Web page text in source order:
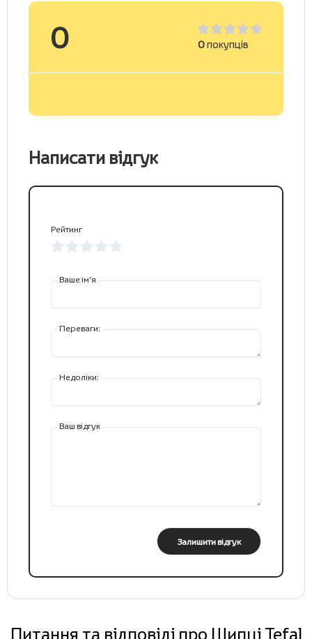
0 0покупців
Написати відгук
Рейтинг
Ваше ім’я
Переваги:
Недоліки:
Ваш відгук
Залишити відгук
Питання та відповіді про Щипці Tefal